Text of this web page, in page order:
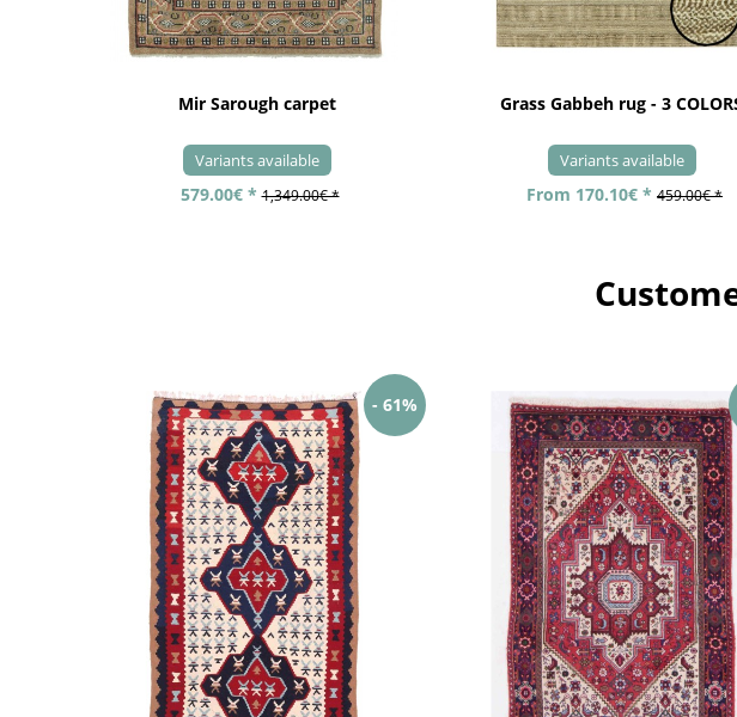
Mir Sarough carpet
Variants available
579.00€ * 1,349.00€ *
Grass Gabbeh rug - 3
Variants available
From 170.10€ * 459.00€ *
- 61%